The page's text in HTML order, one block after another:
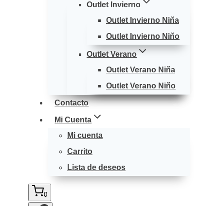
Outlet Invierno
Outlet Invierno Niña
Outlet Invierno Niño
Outlet Verano
Outlet Verano Niña
Outlet Verano Niño
Contacto
Mi Cuenta
Mi cuenta
Carrito
Lista de deseos
0